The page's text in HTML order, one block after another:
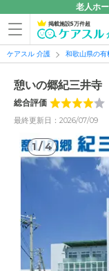
老人ホ
掲載施設5万件超
ケアスル 介護 和歌山県の
憩いの郷紀三井寺
総合評価
最終更新日：2026/07/09
1/4
1/4